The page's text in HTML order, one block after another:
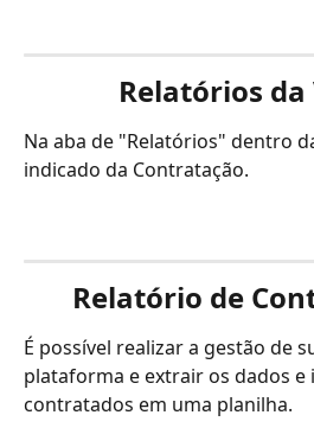
Relatórios da
Na aba de "Relatórios" dentro
indicado da Contratação.
Relatório de
É possível realizar a gestão de
plataforma e extrair os dados e
contratados em uma planilha.